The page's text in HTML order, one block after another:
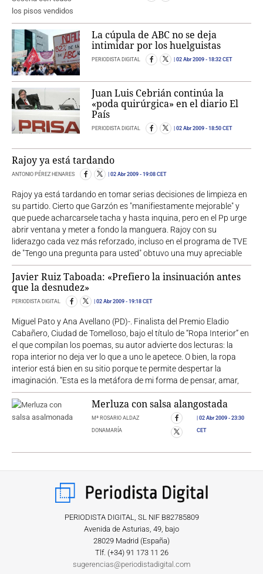
La cúpula de ABC no se deja
intimidar por los huelguistas
PERIODISTA DIGITAL 02 Abr 2009 - 18:32 CET
Juan Luis Cebrián continúa la
«poda quirúrgica» en el diario El
País
PERIODISTA DIGITAL 02 Abr 2009 - 18:50 CET
Rajoy ya está tardando
ANTONIO PÉREZ HENARES 02 Abr 2009 - 19:08 CET
Rajoy ya está tardando en tomar serias decisiones de limpieza en
su partido. Cierto que Garzón es "manifiestamente mejorable" y
que puede acharcarsele tacha y hasta inquina, pero en el Pp urge
abrir ventana y meter a fondo la manguera. Rajoy con su
liderazgo cada vez más reforzado, incluso en el programa de TVE
de "Tengo una pregunta para usted" obtuvo una muy apreciable
Javier Ruiz Taboada: «Prefiero la insinuación antes
que la desnudez»
PERIODISTA DIGITAL 02 Abr 2009 - 19:18 CET
Miguel Pato y Ana Avellano (PD)-. Finalista del Premio Eladio
Cabañero, Ciudad de Tomelloso, bajo el título de “Ropa Interior” en
el que compilan los poemas, su autor advierte dos lecturas: la
ropa interior no deja ver lo que a uno le apetece. O bien, la ropa
interior está bien en su sitio porque te permite despertar la
imaginación. “Esta es la metáfora de mi forma de pensar, amar,
Merluza con salsa alangostada
Mª ROSARIO ALDAZ
DONAMARÍA
02 Abr 2009- 23:30
CET
PERIODISTA DIGITAL, SL NIF B82785809
Avenida de Asturias, 49, bajo
28029 Madrid (España)
Tlf. (+34) ‎91 173 11 26
sugerencias@periodistadigital.com